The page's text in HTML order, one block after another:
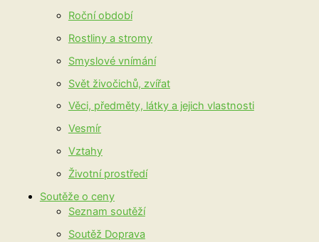
Roční období
Rostliny a stromy
Smyslové vnímání
Svět živočichů, zvířat
Věci, předměty, látky a jejich vlastnosti
Vesmír
Vztahy
Životní prostředí
Soutěže o ceny
Seznam soutěží
Soutěž Doprava